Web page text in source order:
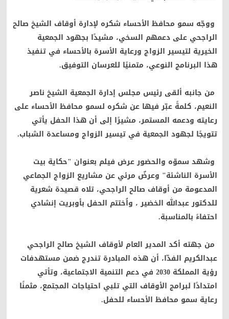
ووجّه سمو محافظ الأحساء شكره لإدارة أوقاف الشيخ صالح
الراجحي على دعمهم السخي، مشيدًا بجهود الجمعية
الخيرية لتيسير الزواج ورعاية الأسرة بالأحساء في تنفيذ
هذا البرنامج النوعي، متمنيًا للعرسان التوفيق.
من جانبه ألقى رئيس مجلس إدارة الجمعية الشيخ ناصر
النعيم، كلمةً عبّر فيها عن شكره لسمو محافظ الأحساء على
رعايته ودعمه المستمر، مشيرًا إلى أن هذا الحفل يأتي
تتويجًا لجهود الجمعية في تيسير الزواج ومساعدة الشباب.
وشهد سموّه والحضور عرض فيلم بعنوان "حكاية بيت
الأسرة الناشئة" وعرضٌ مرئي عن مشاريع الزواج الجماعي
المدعومة من أوقاف صالح الراجحي، تلاه قصيدة شعرية
للدكتور عبدالله الخضير ، واُختتم الحفل بأوبريت إنشادي
احتفاءً بالمناسبة.
من جهته أكد المدير العام لأوقاف الشيخ صالح الراجحي
عبدالكريم الفدّا، أن هذه المبادرة تندرج ضمن مستهدفات
رؤية المملكة 2030 في دعم التنمية الاجتماعية، وتأتي
امتدادًا لبرامج الأوقاف التي تلبي احتياجات المجتمع، مثمنًا
رعاية سمو محافظ الأحساء للحفل.